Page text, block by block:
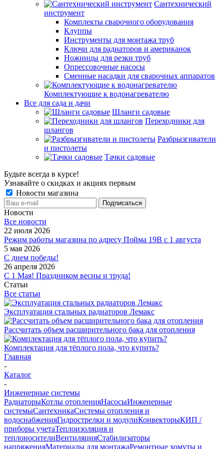
Сантехнический
инструмент
Комплекты сварочного оборудования
Клуппы
Инструменты для монтажа труб
Ключи для радиаторов и американок
Ножницы для резки труб
Опрессовочные насосы
Сменные насадки для сварочных аппаратов
Комплектующие к водонагревателю
Все для сада и дачи
Шланги садовые
Переходники для
шлангов
Разбрызгиватели
и пистолеты
Тачки садовые
Будьте всегда в курсе!
Узнавайте о скидках и акциях первым
Новости магазина
Новости
Все новости
22 июля 2026
Режим работы магазина по адресу Пойма 19В с 1 августа
5 мая 2026
С днем победы!
26 апреля 2026
С 1 Мая! Праздником весны и труда!
Статьи
Все статьи
Эксплуатация стальных радиаторов Лемакс
Рассчитать объем расширительного бака для отопления
Комплектация для тёплого пола, что купить?
Главная
-
Каталог
-
Инженерные системы
РадиаторыКотлы отопленияНасосыИнженерные
системыСантехникаСистемы отопления и
водоснабженияГидрострелки и модулиКонвекторыКИП /
приборы учетаТеплоизоляция и
теплоносителиВентиляцияСтабилизаторы
напряженияМатериалы для монтажаРемонтные хомуты и